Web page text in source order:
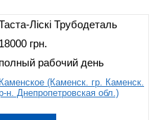
Ліскі Трубодеталь
18000 грн.
полный рабочий день
Каменское (Каменск. гр. Каменск.
н. Днепропетровская обл.)